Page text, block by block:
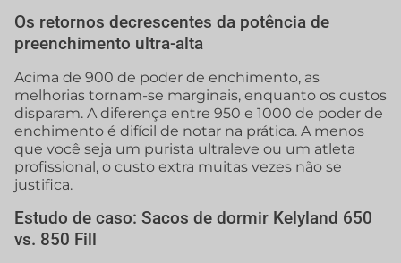
Os retornos decrescentes da potência de
preenchimento ultra-alta
Acima de 900 de poder de enchimento, as
melhorias tornam-se marginais, enquanto os custos
disparam. A diferença entre 950 e 1000 de poder de
enchimento é difícil de notar na prática. A menos
que você seja um purista ultraleve ou um atleta
profissional, o custo extra muitas vezes não se
justifica.
Estudo de caso: Sacos de dormir Kelyland 650
vs. 850 Fill